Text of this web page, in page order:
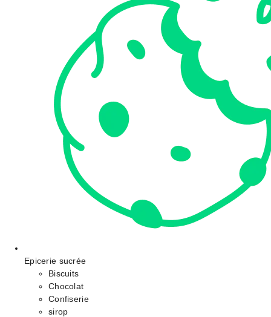
Epicerie sucrée
Biscuits
Chocolat
Confiserie
sirop